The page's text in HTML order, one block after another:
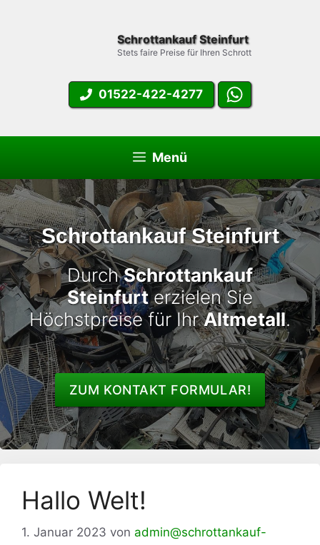
Schrottankauf Steinfurt
Stets faire Preise für Ihren Schrott
01522-422-4277
Menü
Schrottankauf Steinfurt
DurchSchrottankauf
Steinfurterzielen Sie
Höchstpreise für IhrAltmetall.
ZUM KONTAKT FORMULAR!
Hallo Welt!
1. Januar 2023 von admin@schrottankauf-